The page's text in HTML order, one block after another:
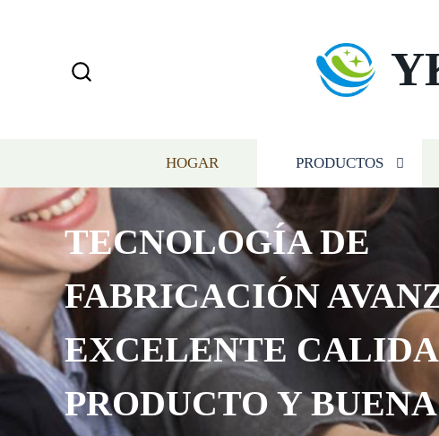
HOGAR PRODUCTOS
TECNOLOGÍA DE
FABRICACIÓN
EXCELENTE
PRODUCTO Y BUENA